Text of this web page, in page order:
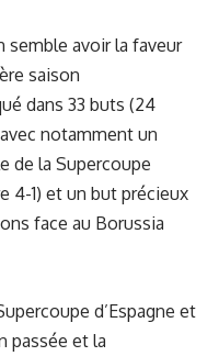
semble avoir la faveur
saison
dans 33 buts (24
notamment un
de la Supercoupe
4-1) et un but précieux
face au Borussia
d’Espagne et
passée et la